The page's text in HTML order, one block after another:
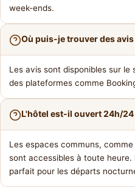
week-ends.
Où puis-je trouver des
Les avis sont disponibles sur
des plateformes comme
L'hôtel est-il ouvert 24h/24
Les espaces communs,
sont accessibles à toute
parfait pour les départs